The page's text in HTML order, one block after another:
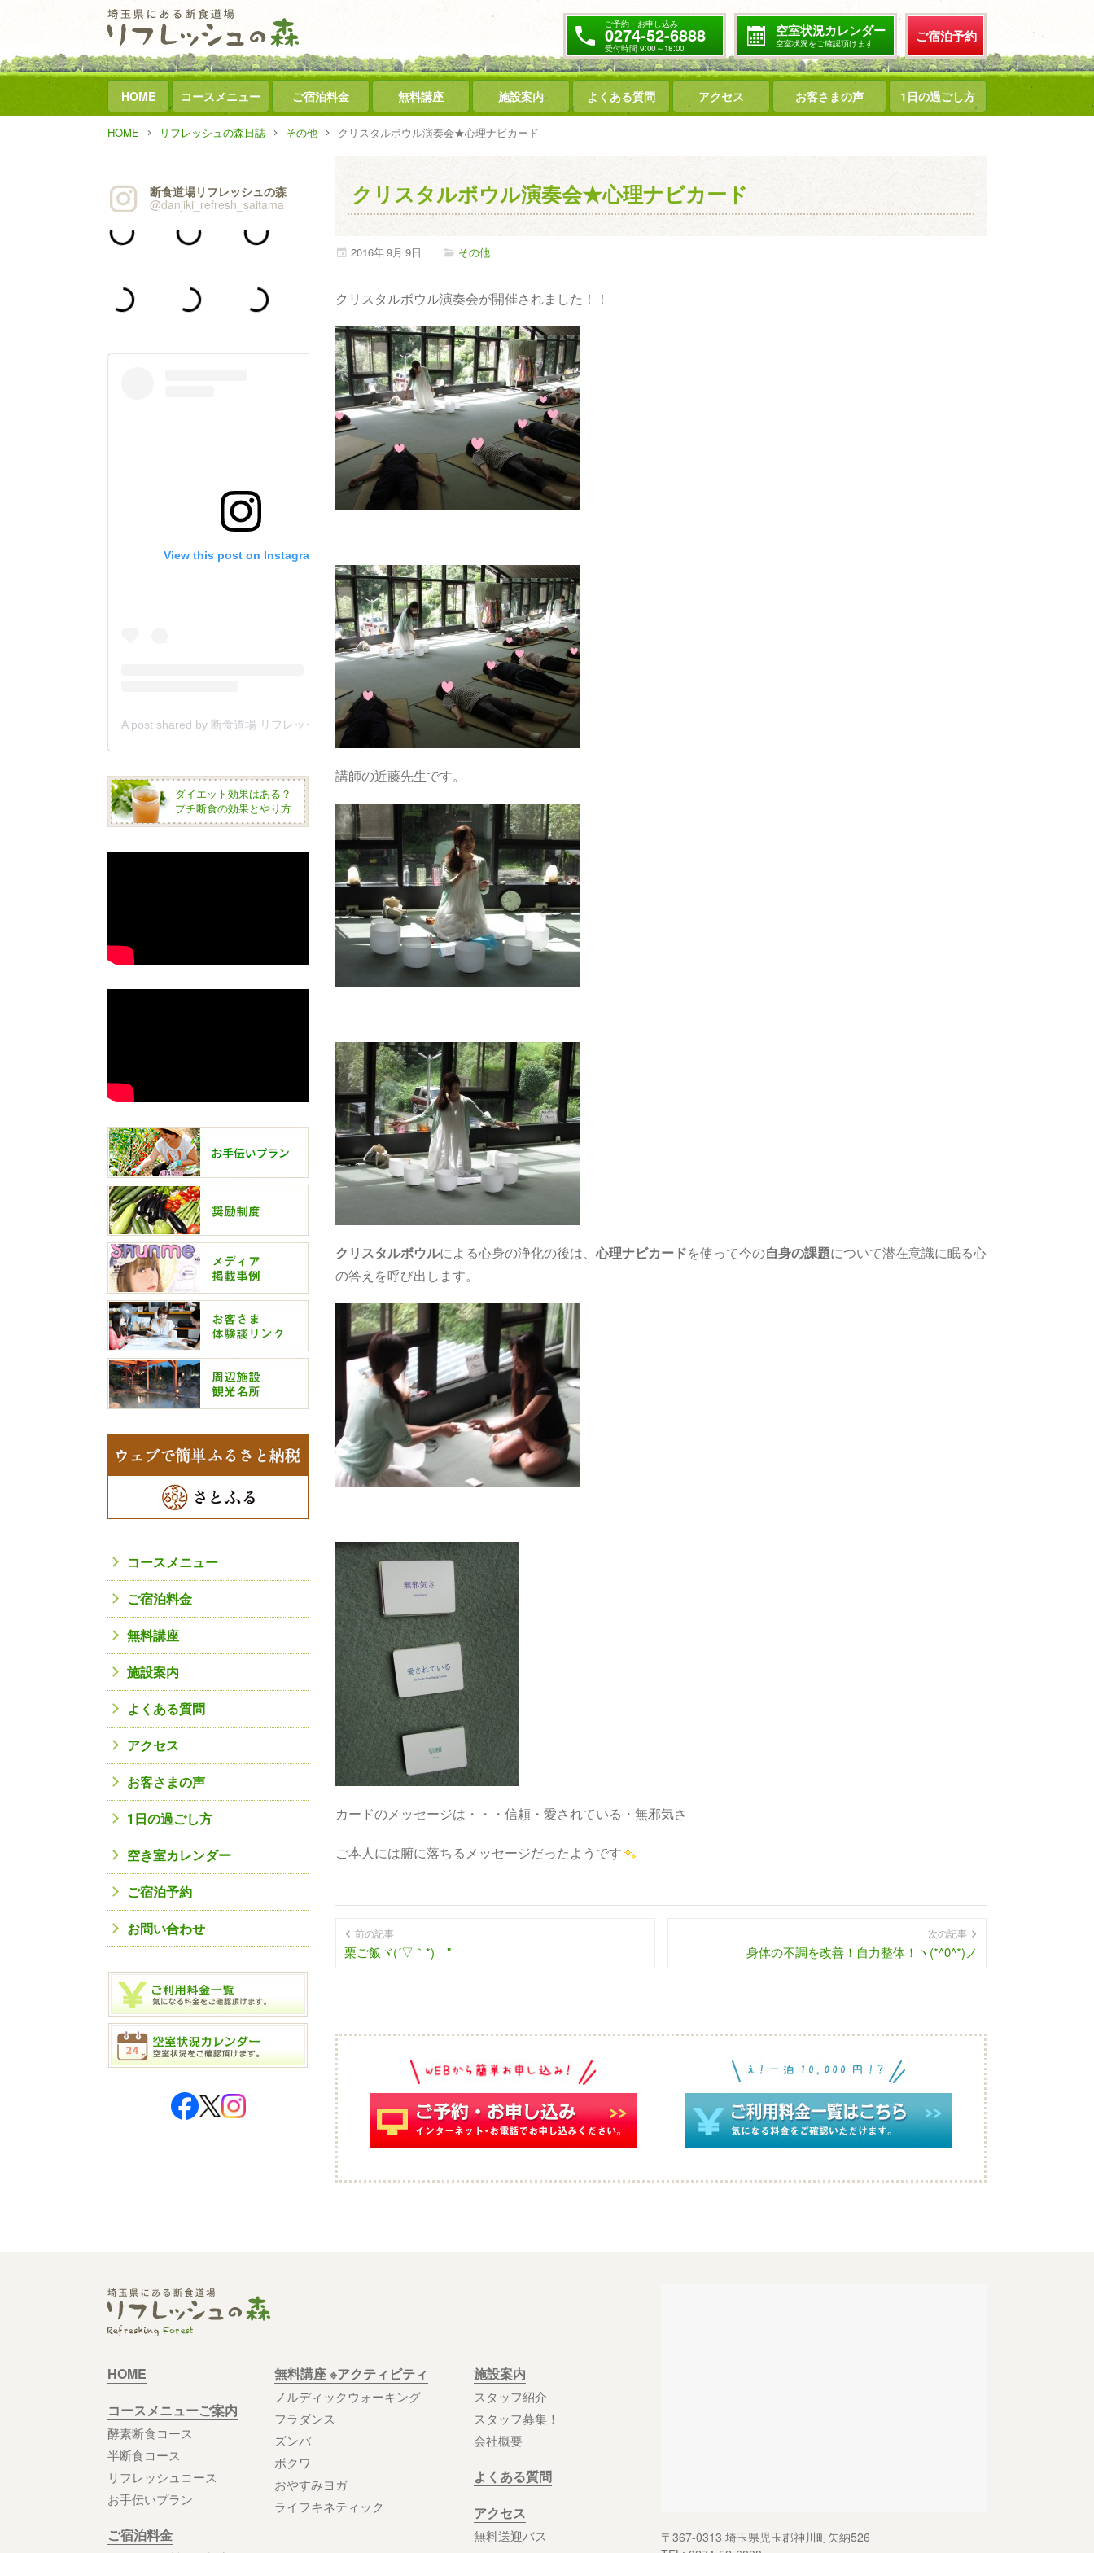
ご予約・お申し込み
0274-52-6888
受付時間 9:00～18:00
空室状況カレンダー
空室状況をご確認頂けます ご宿泊予約
HOME コースメニュー ご宿泊料金 無料講座 施設案内 よくある質問 アクセス お客さまの声 1日の過ごし方
HOME リフレッシュの森日誌 その他 クリスタルボウル演奏会★心理ナビカード
クリスタルボウル演奏会★心理ナビカード
2016年9月 9日 その他
クリスタルボウル演奏会が開催されました！！
講師の近藤先生です。
クリスタルボウルによる心身の浄化の後は、心理ナビカードを使って今の自身の課題について潜在意識に眠る心
の答えを呼び出します。
カードのメッセージは・・・信頼・愛されている・無邪気さ
ご本人には腑に落ちるメッセージだったようです
前の記事
栗ご飯ヾ(´▽｀*)ゝ"
次の記事
身体の不調を改善！自力整体！ヽ(*^0^*)ノ
断食道場リフレッシュの森
@danjiki_refresh_saitama
View this post on Instagram
A post shared by 断食道場 リフレッシュの森 (@danjiki_refresh_saitama)
ダイエット効果はある？
プチ断食の効果とやり方
コースメニュー
ご宿泊料金
無料講座
施設案内
よくある質問
アクセス
お客さまの声
1日の過ごし方
空き室カレンダー
ご宿泊予約
お問い合わせ
HOME
コースメニューご案内
酵素断食コース
半断食コース
リフレッシュコース
お手伝いプラン
ご宿泊料金
無料講座 ※アクティビティ
ノルディックウォーキング
フラダンス
ズンバ
ボクワ
おやすみヨガ
ライフキネティック
施設案内
スタッフ紹介
スタッフ募集！
会社概要
よくある質問
アクセス
無料送迎バス
〒367-0313 埼玉県児玉郡神川町矢納526